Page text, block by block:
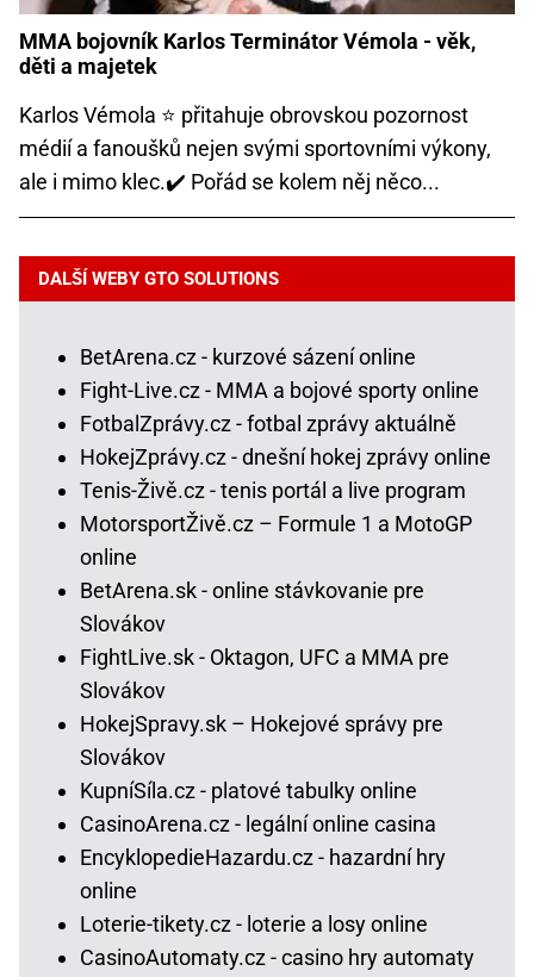
MMA bojovník Karlos Terminátor Vémola - věk,
děti a majetek
Karlos Vémola ⭐ přitahuje obrovskou pozornost
médií a fanoušků nejen svými sportovními výkony,
ale i mimo klec.✔️ Pořád se kolem něj něco...
DALŠÍ WEBY GTO SOLUTIONS
BetArena.cz - kurzové sázení online
Fight-Live.cz - MMA a bojové sporty online
FotbalZprávy.cz - fotbal zprávy aktuálně
HokejZprávy.cz - dnešní hokej zprávy online
Tenis-Živě.cz - tenis portál a live program
MotorsportŽivě.cz – Formule 1 a MotoGP
online
BetArena.sk - online stávkovanie pre
Slovákov
FightLive.sk - Oktagon, UFC a MMA pre
Slovákov
HokejSpravy.sk – Hokejové správy pre
Slovákov
KupníSíla.cz - platové tabulky online
CasinoArena.cz - legální online casina
EncyklopedieHazardu.cz - hazardní hry
online
Loterie-tikety.cz - loterie a losy online
CasinoAutomaty.cz - casino hry automaty